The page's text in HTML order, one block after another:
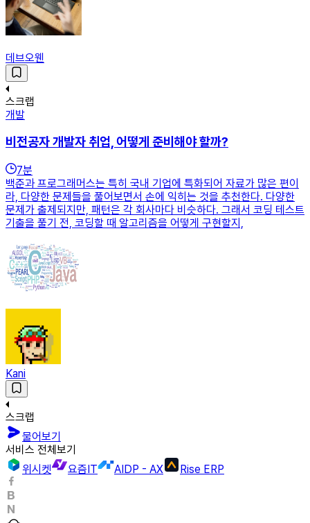
데브오웬
스크랩
개발
비전공자 개발자 취업, 어떻게 준비해야 할까?
7분
백준과 프로그래머스는 특히 국내 기업에 특화되어 자료가 많은 편이
라, 다양한 문제들을 풀어보면서 손에 익히는 것을 추천한다. 다양한
문제가 출제되지만, 패턴은 각 회사마다 비슷하다. 그래서 코딩 테스트
기출을 풀기 전, 코딩할 때 알고리즘을 어떻게 구현할지,
Kani
스크랩
물어보기
서비스 전체보기
위시켓
요즘IT AIDP - AX Rise ERP